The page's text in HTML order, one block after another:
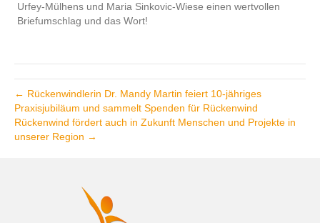
Urfey-Mülhens und Maria Sinkovic-Wiese einen wertvollen
Briefumschlag und das Wort!
← Rückenwindlerin Dr. Mandy Martin feiert 10-jähriges
Praxisjubiläum und sammelt Spenden für Rückenwind
Rückenwind fördert auch in Zukunft Menschen und Projekte in
unserer Region →